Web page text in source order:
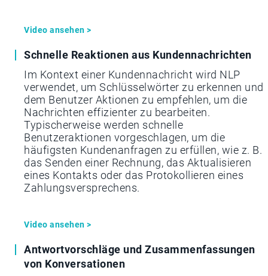
Video ansehen >
Schnelle Reaktionen aus Kundennachrichten
Im Kontext einer Kundennachricht wird NLP
verwendet, um Schlüsselwörter zu erkennen und
dem Benutzer Aktionen zu empfehlen, um die
Nachrichten effizienter zu bearbeiten.
Typischerweise werden schnelle
Benutzeraktionen vorgeschlagen, um die
häufigsten Kundenanfragen zu erfüllen, wie z. B.
das Senden einer Rechnung, das Aktualisieren
eines Kontakts oder das Protokollieren eines
Zahlungsversprechens.
Video ansehen >
Antwortvorschläge und Zusammenfassungen
von Konversationen